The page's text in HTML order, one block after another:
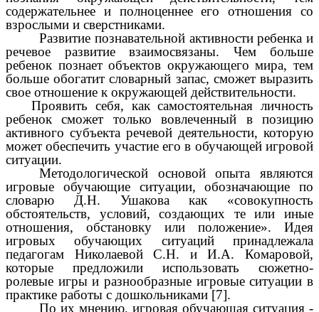
содержательнее и полноценнее его отношения со
взрослыми и сверстниками.
Развитие познавательной активности ребенка и
речевое развитие взаимосвязаны. Чем больше
ребенок познает объектов окружающего мира, тем
больше обогатит словарный запас, сможет выразить
свое отношение к окружающей действительности.
Проявить себя, как самостоятельная личность
ребенок сможет только вовлеченный в позицию
активного субъекта речевой деятельности, которую
может обеспечить участие его в обучающей игровой
ситуации.
Методологической основой опыта являются
игровые обучающие ситуации, обозначающие по
словарю Д.Н. Ушакова как «совокупность
обстоятельств, условий, создающих те или иные
отношения, обстановку или положение». Идея
игровых обучающих ситуаций принадлежала
педагогам Николаевой С.Н. и И.А. Комаровой,
которые предложили использовать сюжетно-
ролевые игры и разнообразные игровые ситуации в
практике работы с дошкольниками [7].
По их мнению, игровая обучающая ситуация -